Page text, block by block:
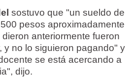
sostuvo que "un sueldo de
pesos aproximadamente
anteriormente fueron
y no lo siguieron pagando" y
se está acercando a
dijo.